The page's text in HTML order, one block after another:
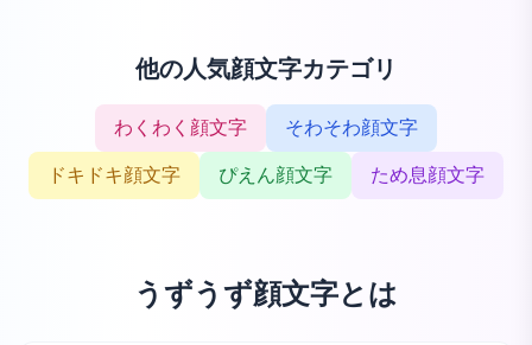
他の人気顔文字カテゴリ
わくわく顔文字 そわそわ顔文字
ドキドキ顔文字 ぴえん顔文字 ため息顔文字
うずうず顔文字とは